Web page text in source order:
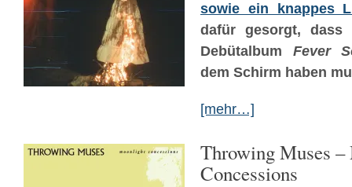
sowie ein knappes
dafür gesorgt,
Debütalbum Fever
dem Schirm haben
[mehr…]
Throwing Muses
Concessions